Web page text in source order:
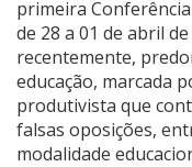
primeira
de 28 a 01 de abril
recentemente,
educação, marcada
produtivista que
falsas oposições,
modalidade